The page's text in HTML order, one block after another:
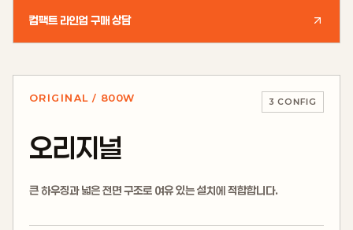
컴팩트 라인업 구매 상담
ORIGINAL / 800W 3 CONFIG
오리지널
큰 하우징과 넓은 전면 구조로 여유 있는 설치에 적합합니다.